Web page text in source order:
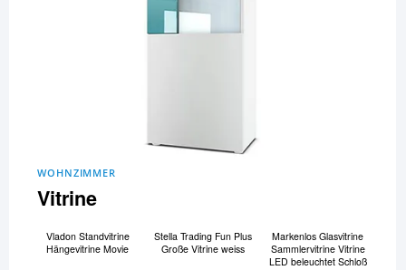
WOHNZIMMER
Vitrine
Vladon Standvitrine
Hängevitrine Movie
Stella Trading Fun Plus
Große Vitrine weiss
Markenlos Glasvitrine
Sammlervitrine Vitrine
LED beleuchtet Schloß